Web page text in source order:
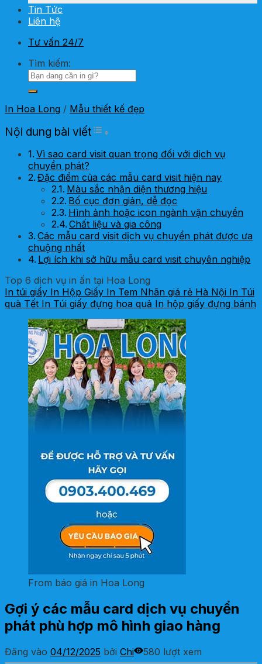
Tin Tức
Liên hệ
Tư vấn 24/7
Tìm kiếm:
In Hoa Long / Mẫu thiết kế đẹp
Nội dung bài viết Toggle Table of Content
Vì sao card visit quan trọng đối với dịch vụ
chuyển phát?
Đặc điểm của các mẫu card visit hiện nay
Màu sắc nhận diện thương hiệu
Bố cục đơn giản, dễ đọc
Hình ảnh hoặc icon ngành vận chuyển
Chất liệu và gia công
Các mẫu card visit dịch vụ chuyển phát được ưa
chuộng nhất
Lợi ích khi sở hữu mẫu card visit chuyên nghiệp
Top 6 dịch vụ in ấn tại Hoa Long
In túi giấy In Hộp Giấy In Tem Nhãn giá rẻ Hà Nội In Túi
quà Tết In Túi giấy đựng hoa quả In hộp giấy đựng bánh
From báo giá in Hoa Long
Gợi ý các mẫu card dịch vụ chuyển
phát phù hợp mô hình giao hàng
Đăng vào 04/12/2025 bởi Chi 580 lượt xem